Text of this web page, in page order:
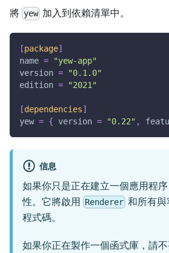
將 yew 加入到依賴清單中。
[package]
name =
"yew-app"
version =
"0.1.0"
edition = "2021"
[dependencies]
yew = { version = "0.22" ,
信息
如果你只是正在建立一個應用程
性。它將啟用 Renderer 和所有
程式碼。
如果你正在製作一個函式庫，請